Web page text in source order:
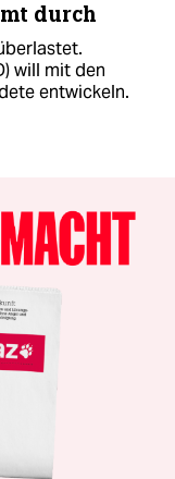
durch
will mit den
entwickeln.